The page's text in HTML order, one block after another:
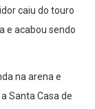
caiu do touro
e acabou sendo
na arena e
Santa Casa de